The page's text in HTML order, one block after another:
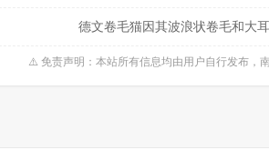
德文卷毛猫因其波浪状卷毛和大
⚠️ 免责声明：本站所有信息均由用户自行发布，